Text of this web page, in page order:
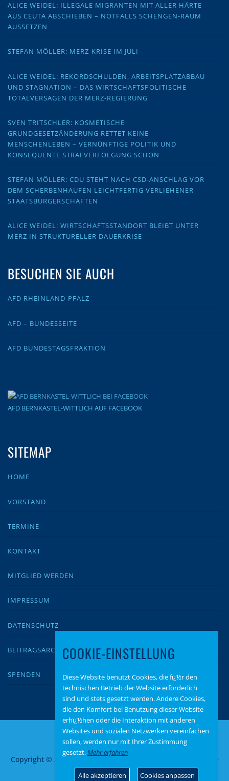
ALICE WEIDEL: ILLEGALE MIGRANTEN MIT ALLER HÄRTE
AUS CEUTA ABSCHIEBEN – NOTFALLS SCHENGEN-RAUM
AUSSETZEN
STEFAN MÖLLER: MERZ-KRISE IM JULI
ALICE WEIDEL: REKORDSCHULDEN, ARBEITSPLATZABBAU
UND STAGNATION – DAS WIRTSCHAFTSPOLITISCHE
TOTALVERSAGEN DER MERZ-REGIERUNG
SVEN TRITSCHLER: KOSMETISCHE
GRUNDGESETZÄNDERUNG RETTET KEINE
MENSCHENLEBEN – VERNÜNFTIGE POLITIK UND
KONSEQUENTE STRAFVERFOLGUNG SCHON
STEFAN MÖLLER: CDU STEHT NACH CSD-ANSCHLAG VOR
DEM SCHERBENHAUFEN LEICHTFERTIG VERLIEHENER
STAATSBÜRGERSCHAFTEN
ALICE WEIDEL: WIRTSCHAFTSSTANDORT BLEIBT UNTER
MERZ IN STRUKTURELLER DAUERKRISE
BESUCHEN SIE AUCH
AFD RHEINLAND-PFALZ
AFD – BUNDESSEITE
AFD BUNDESTAGSFRAKTION
AFD BERNKASTEL-WITTLICH AUF FACEBOOK
SITEMAP
HOME
VORSTAND
TERMINE
KONTAKT
MITGLIED WERDEN
IMPRESSUM
DATENSCHUTZ
BEITRAGSARCHIV
SPENDEN
Copyright © 2026 AfD Bernkastel-Wittlich
Theme
von FameThemes
COOKIE-EINSTELLUNG
Diese Website benutzt Cookies, die fï¿½r den
technischen Betrieb der Website erforderlich
sind und stets gesetzt werden. Andere Cookies,
die den Komfort bei Benutzung dieser Website
erhï¿½hen oder die Interaktion mit anderen
Websites und sozialen Netzwerken vereinfachen
sollen, werden nur mit Ihrer Zustimmung
gesetzt.Mehr erfahren
Alle akzeptieren Cookies anpassen